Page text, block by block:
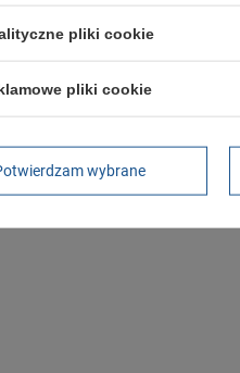
pliki cookie
pliki cookie
wybrane